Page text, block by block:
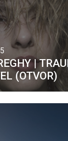
|
(OTVOR)